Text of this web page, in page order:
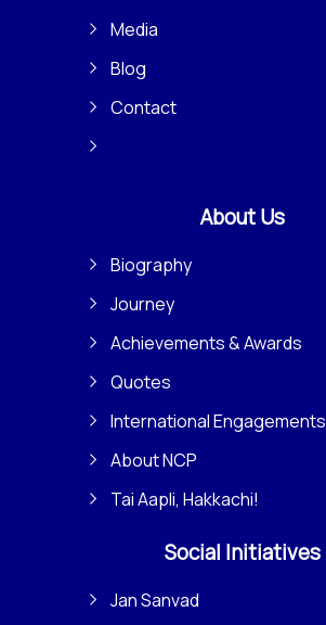
Media
Blog
Contact
About Us
Biography
Journey
Achievements & Awards
Quotes
International Engagements
About NCP
Tai Aapli, Hakkachi!
Social Initiatives
Jan Sanvad